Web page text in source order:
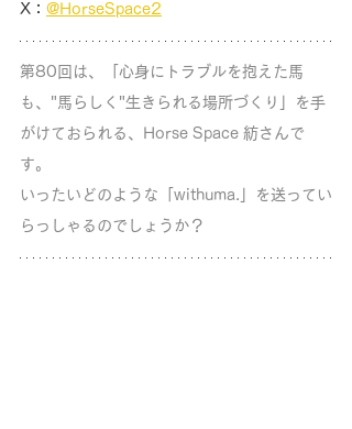
X： @HorseSpace2
第80回は、「心身にトラブルを抱えた馬
も、 "馬らしく"生きられる場所づくり」を手
がけておられる 、Horse Space 紡さんで
す。
いったいどのような「withuma.」を送ってい
らっしゃるのでしょうか？